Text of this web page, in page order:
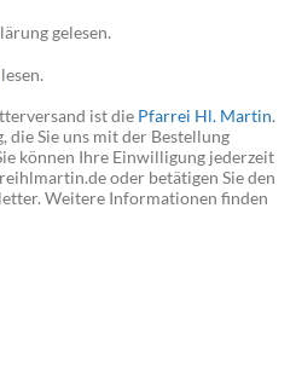
gelesen.
lesen.
ist die Pfarrei Hl. Martin.
Sie uns mit der Bestellung
können Ihre Einwilligung jederzeit
oder betätigen Sie den
Weitere Informationen finden